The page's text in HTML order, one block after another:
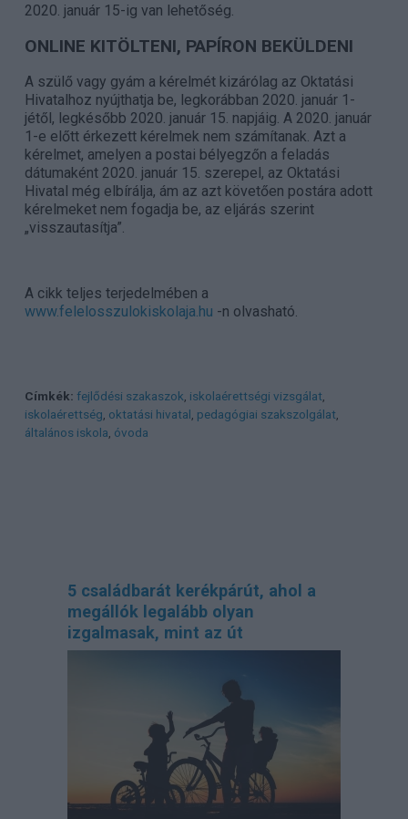
2020. január 15-ig van lehetőség.
ONLINE KITÖLTENI, PAPÍRON BEKÜLDENI
A szülő vagy gyám a kérelmét kizárólag az Oktatási
Hivatalhoz nyújthatja be, legkorábban 2020. január 1-
jétől, legkésőbb 2020. január 15. napjáig. A 2020. január
1-e előtt érkezett kérelmek nem számítanak. Azt a
kérelmet, amelyen a postai bélyegzőn a feladás
dátumaként 2020. január 15. szerepel, az Oktatási
Hivatal még elbírálja, ám az azt követően postára adott
kérelmeket nem fogadja be, az eljárás szerint
„visszautasítja”.
A cikk teljes terjedelmében a
www.felelosszulokiskolaja.hu -n olvasható.
Címkék: fejlődési szakaszok, iskolaérettségi vizsgálat,
iskolaérettség, oktatási hivatal, pedagógiai szakszolgálat,
általános iskola, óvoda
5 családbarát kerékpárút, ahol a
megállók legalább olyan
izgalmasak, mint az út